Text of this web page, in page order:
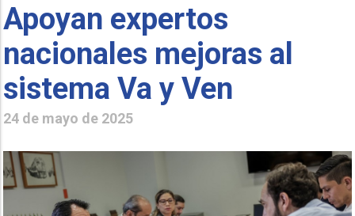
Apoyan expertos
nacionales mejoras al
sistema Va y Ven
24 de mayo de 2025